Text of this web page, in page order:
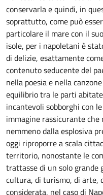
conservarla e quindi, in
soprattutto, come può
particolare il mare con il
isole, per i napoletani è
di delizie, esattamente
contenuto seducente del
nella poesia e nella
equilibrio tra le parti
incantevoli sobborghi con
immagine rassicurante
nemmeno dalla esplosiva
oggi riproporre a scala
territorio, nonostante le
trattasse di un solo grande
cultura, di turismo, di arte,
considerata, nel caso di